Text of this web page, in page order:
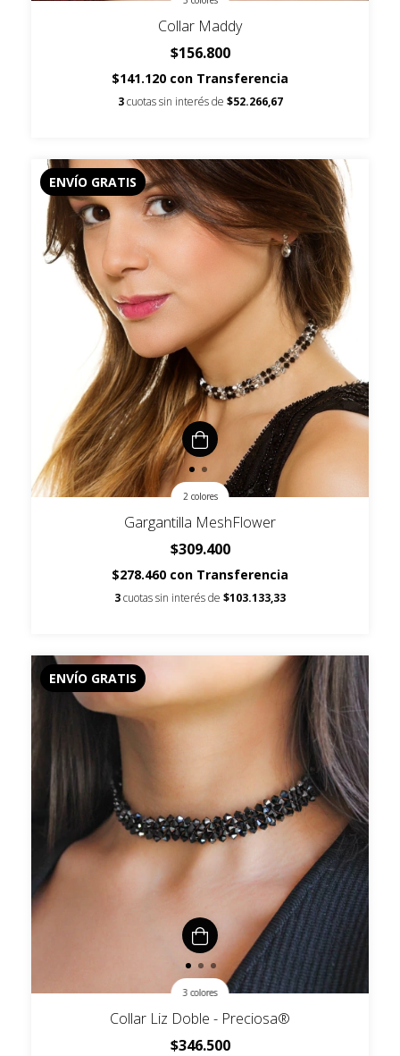
Collar Maddy
$156.800
$141.120 con Transferencia
3 cuotas sin interés de $52.266,67
ENVÍO GRATIS
2 colores
Gargantilla MeshFlower
$309.400
$278.460 con Transferencia
3cuotas sin interés de $103.133,33
ENVÍO GRATIS
3 colores
Collar Liz Doble - Preciosa®
$346.500